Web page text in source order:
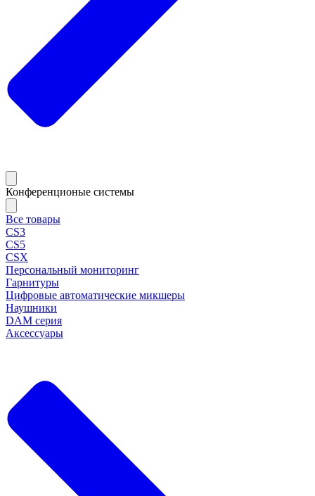
Конференционые системы
Все товары
CS3
CS5
CSX
Персональный мониторинг
Гарнитуры
Цифровые автоматические микшеры
Наушники
DAM серия
Аксессуары